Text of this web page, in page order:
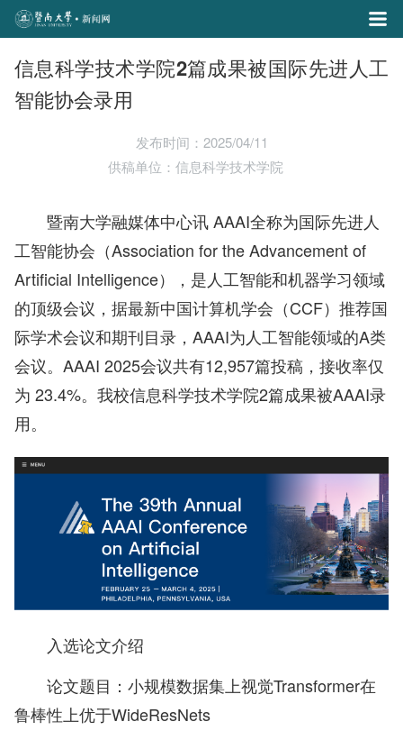
信息科学技术学院2篇成果被国际先进人工
智能协会录用
发布时间：2025/04/11
供稿单位：信息科学技术学院
暨南大学融媒体中心讯 AAAI全称为国际先进人
工智能协会（Association for the Advancement of
Artificial Intelligence），是人工智能和机器学习领域
的顶级会议，据最新中国计算机学会（CCF）推荐国
际学术会议和期刊目录，AAAI为人工智能领域的A类
会议。AAAI 2025会议共有12,957篇投稿，接收率仅
为 23.4%。我校信息科学技术学院2篇成果被AAAI录
用。
入选论文介绍
论文题目：小规模数据集上视觉Transformer在
鲁棒性上优于WideResNets